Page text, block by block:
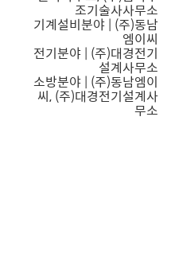
조기술사사무소
기계설비분야 | (주)동남
엠이씨
전기분야 | (주)대경전기
설계사무소
소방분야 | (주)동남엠이
씨, (주)대경전기설계사
무소